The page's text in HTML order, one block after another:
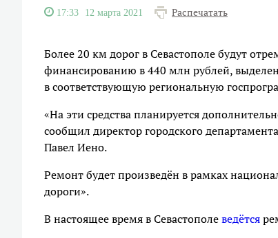
17:33 12 марта 2021 Распечатать
Более 20 км дорог в Севастополе будут
финансированию в 440 млн рублей,
в соответствующую региональную
«На эти средства планируется
сообщил директор городского
Павел Иено.
Ремонт будет произведён в рамках
дороги».
В настоящее время в Севастополеведётся